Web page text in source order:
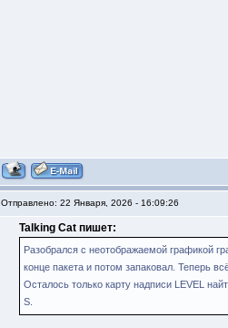
Отправлено: 22 Января, 2026 - 16:09:26
Talking Cat пишет:
Разобрался с неотображаемой графикой
конце пакета и потом запаковал. Теперь
Осталось только карту надписи LEVEL
S.